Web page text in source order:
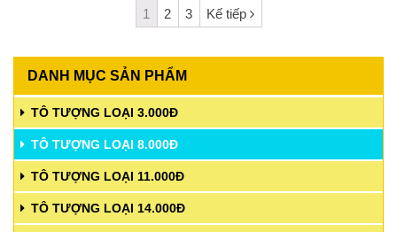
1 2 3 Kế tiếp
DANH MỤC SẢN PHẨM
TÔ TƯỢNG LOẠI 3.000Đ
TÔ TƯỢNG LOẠI 8.000Đ
TÔ TƯỢNG LOẠI 11.000Đ
TÔ TƯỢNG LOẠI 14.000Đ